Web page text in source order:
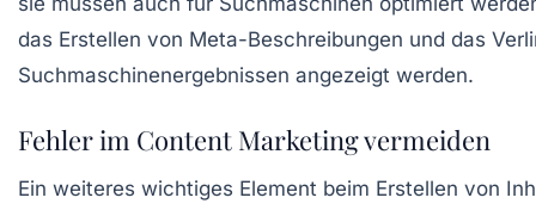
das Erstellen von Meta-Beschreibungen und das
Suchmaschinenergebnissen angezeigt werden.
Fehler im Content Marketing vermeiden
Ein weiteres wichtiges Element beim Erstellen von